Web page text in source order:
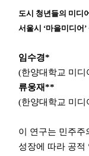
도시 청년들의 미디
서울시 ‘마을미디어
임수경*
(한양대학교 미
류웅재**
(한양대학교 미
이 연구는 민주주
성장에 따라 공적